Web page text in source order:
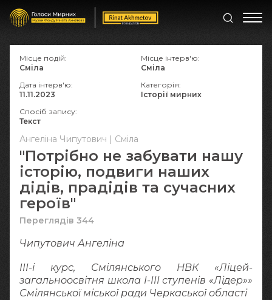
Ангеліна Чипутович | Сміла
"Потрібно не забувати нашу
історію, подвиги наших
дідів, прадідів та сучасних
героїв"
Переглядів 344
Чипутович Ангеліна
ІІІ-і курс, Смілянського НВК «Ліцей-
загальноосвітня школа І-ІІІ ступенів «Лідер»»
Смілянської міської ради Черкаської області
Місце подій:
Сміла
Місце інтерв'ю:
Сміла
Дата інтерв'ю:
11.11.2023
Категорія:
Історії мирних
Спосіб запису:
Текст